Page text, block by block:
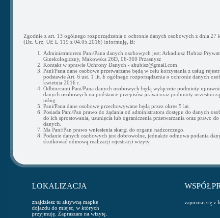
Zgodnie z art. 13 ogólnego rozporządzenia o ochronie danych osobowych z dnia 27
(Dz. Urz. UE L 119 z 04.05.2016) informuję, iż:
Administratorem Pani/Pana danych osobowych jest: Arkadiusz Hubisz
Ginekologiczny, Makowska 26D, 06-300 Przasnysz
Kontakt w sprawie Ochrony Danych - ahubisz@gmail.com
Pani/Pana dane osobowe przetwarzane będą w celu korzystania z usług
podstawie Art. 6 ust. 1 lit. b ogólnego rozporządzenia o ochronie danych
kwietnia 2016 r.
Odbiorcami Pani/Pana danych osobowych będą wyłącznie podmioty
danych osobowych na podstawie przepisów prawa oraz podmioty
usług.
Pani/Pana dane osobowe przechowywane będą przez okres 5 lat.
Posiada Pani/Pan prawo do żądania od administratora dostępu do danych
do ich sprostowania, usunięcia lub ograniczenia przetwarzania oraz prawo do
danych.
Ma Pani/Pan prawo wniesienia skargi do organu nadzorczego.
Podanie danych osobowych jest dobrowolne, jednakże odmowa podania
skutkować odmową realizacji rejestracji wizyty.
LOKALIZACJA
znajdziesz tu aktywną mapkę
dojazdu do miejsc, w których
przyjmuję. Zapraszam na wizytę.
zapoznaj się z